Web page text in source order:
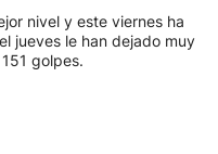
nivel y este viernes ha
jueves le han dejado muy
golpes.